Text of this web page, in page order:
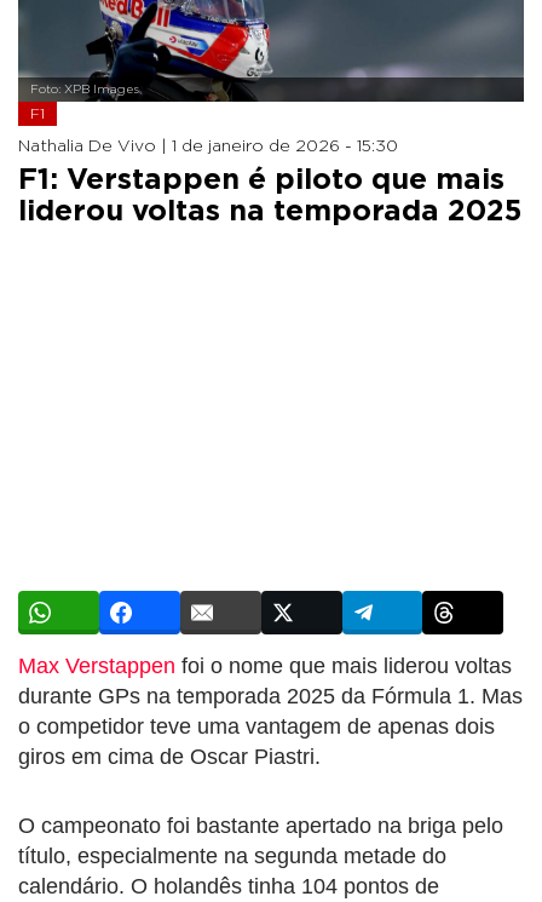
Foto: XPB Images
F1
Nathalia De Vivo | 1 de janeiro de 2026 - 15:30
F1: Verstappen é piloto que mais
liderou voltas na temporada 2025
Max Verstappen foi o nome que mais liderou voltas
durante GPs na temporada 2025 da Fórmula 1. Mas
o competidor teve uma vantagem de apenas dois
giros em cima de Oscar Piastri.
O campeonato foi bastante apertado na briga pelo
título, especialmente na segunda metade do
calendário. O holandês tinha 104 pontos de